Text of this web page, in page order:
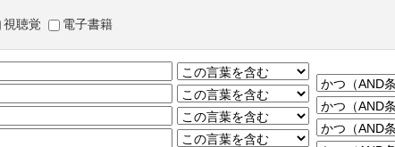
視聴覚 電子書籍